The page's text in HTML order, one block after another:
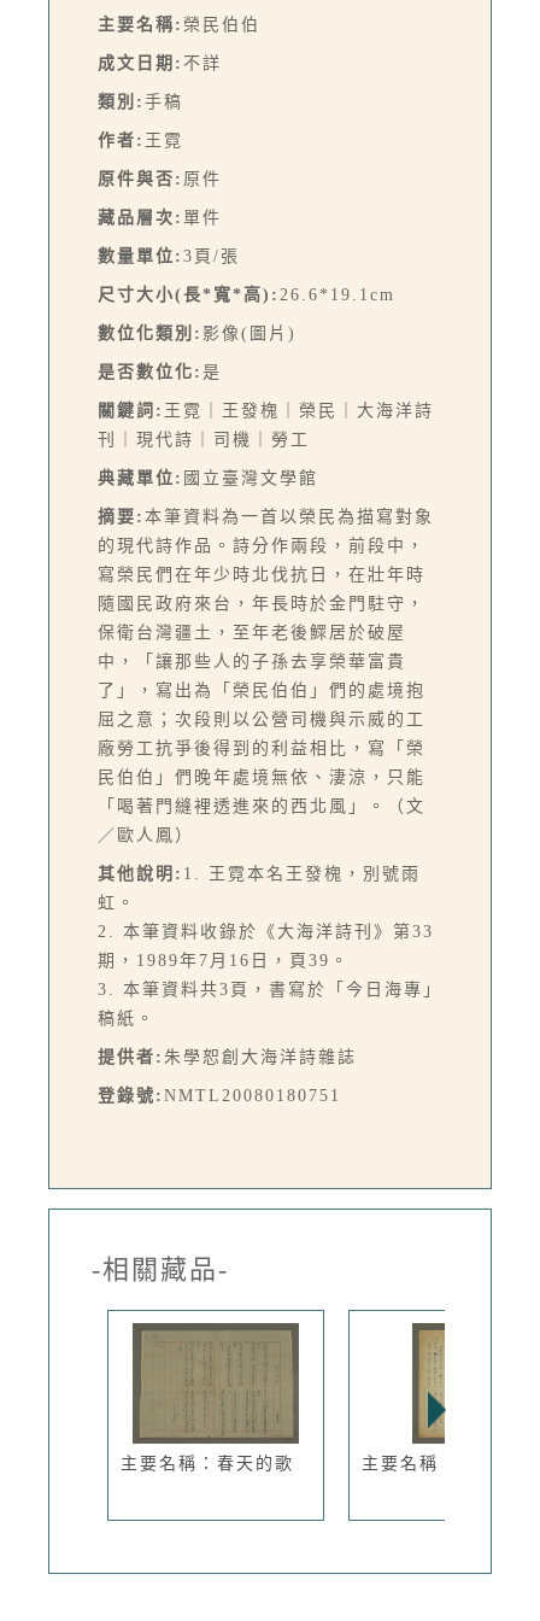
主要名稱: 榮民伯伯
成文日期: 不詳
類別: 手稿
作者: 王霓
原件與否: 原件
藏品層次: 單件
數量單位: 3頁/張
尺寸大小(長*寬*高): 26.6*19.1cm
數位化類別: 影像(圖片)
是否數位化: 是
關鍵詞: 王霓｜王發槐｜榮民｜大海洋詩
刊｜現代詩｜司機｜勞工
典藏單位: 國立臺灣文學館
摘要: 本筆資料為一首以榮民為描寫對象
的現代詩作品。詩分作兩段，前段中，
寫榮民們在年少時北伐抗日，在壯年時
隨國民政府來台，年長時於金門駐守，
保衛台灣疆土，至年老後鰥居於破屋
中，「讓那些人的子孫去享榮華富貴
了」，寫出為「榮民伯伯」們的處境抱
屈之意；次段則以公營司機與示威的工
廠勞工抗爭後得到的利益相比，寫「榮
民伯伯」們晚年處境無依、淒涼，只能
「喝著門縫裡透進來的西北風」。（文
／歐人鳳）
其他說明: 1. 王霓本名王發槐，別號雨
虹。
2. 本筆資料收錄於《大海洋詩刊》第33
期，1989年7月16日，頁39。
3. 本筆資料共3頁，書寫於「今日海專」
稿紙。
提供者: 朱學恕創大海洋詩雜誌
登錄號: NMTL20080180751
-相關藏品-
主要名稱：春天的歌 主要名稱：菓園韻事